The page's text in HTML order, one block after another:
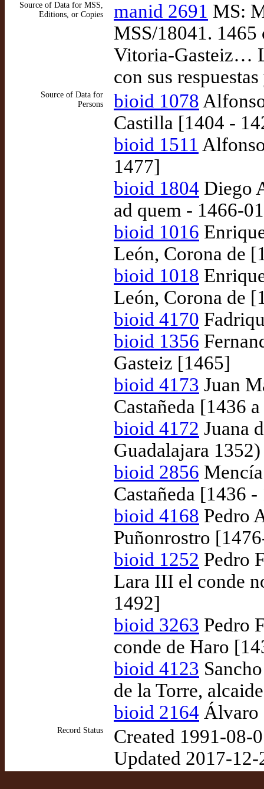
Source of Data for MSS,
Editions, or Copies
manid 2691 MS:
MSS/18041. 1465
Vitoria-Gasteiz…
con sus
Source of Data for
Persons
bioid 1078
Castilla [1404 -
bioid 1511
1477]
bioid 1804 Diego
ad quem - 1466-
bioid 1016
León, Corona de
bioid 1018
León, Corona de
bioid 4170
bioid 1356
Gasteiz [1465]
bioid 4173 Juan
Castañeda [1436
bioid 4172 Juana
Guadalajara 1352)
bioid 2856
Castañeda [1436
bioid 4168 Pedro
Puñonrostro
bioid 1252 Pedro
Lara III el conde
1492]
bioid 3263 Pedro
conde de Haro
bioid 4123
de la Torre,
bioid 2164 Álvaro
Record Status
Created 1991-08-
Updated 2017-12-